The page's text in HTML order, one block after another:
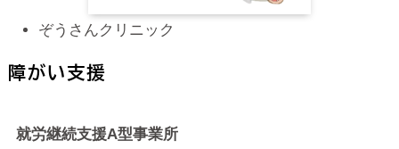
ぞうさんクリニック
障がい支援
就労継続支援A型事業所